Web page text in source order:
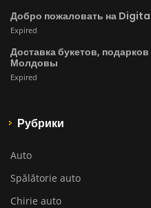
Добро пожаловать на
Expired
Доставка букетов,
Молдовы
Expired
Рубрики
Auto
Spălătorie auto
Chirie auto